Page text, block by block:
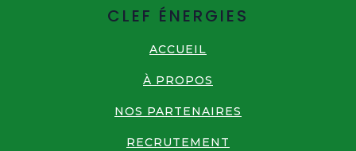
CLEF ÉNERGIES
ACCUEIL
À PROPOS
NOS PARTENAIRES
RECRUTEMENT